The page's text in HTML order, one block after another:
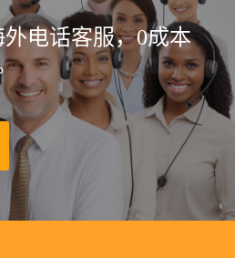
电话客服，0成本